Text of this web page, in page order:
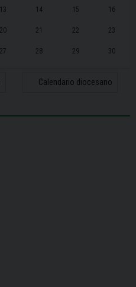
13 14 15 16
20 21 22 23
27 28 29 30
Calendario diocesano